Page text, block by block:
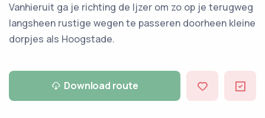
Vanhieruit ga je richting de Ijzer om zo op je terugweg
langsheen rustige wegen te passeren doorheen kleine
dorpjes als Hoogstade.
Download route